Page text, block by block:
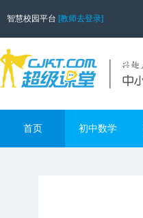
智慧校园平台 [教师去登录]
首页 初中数学